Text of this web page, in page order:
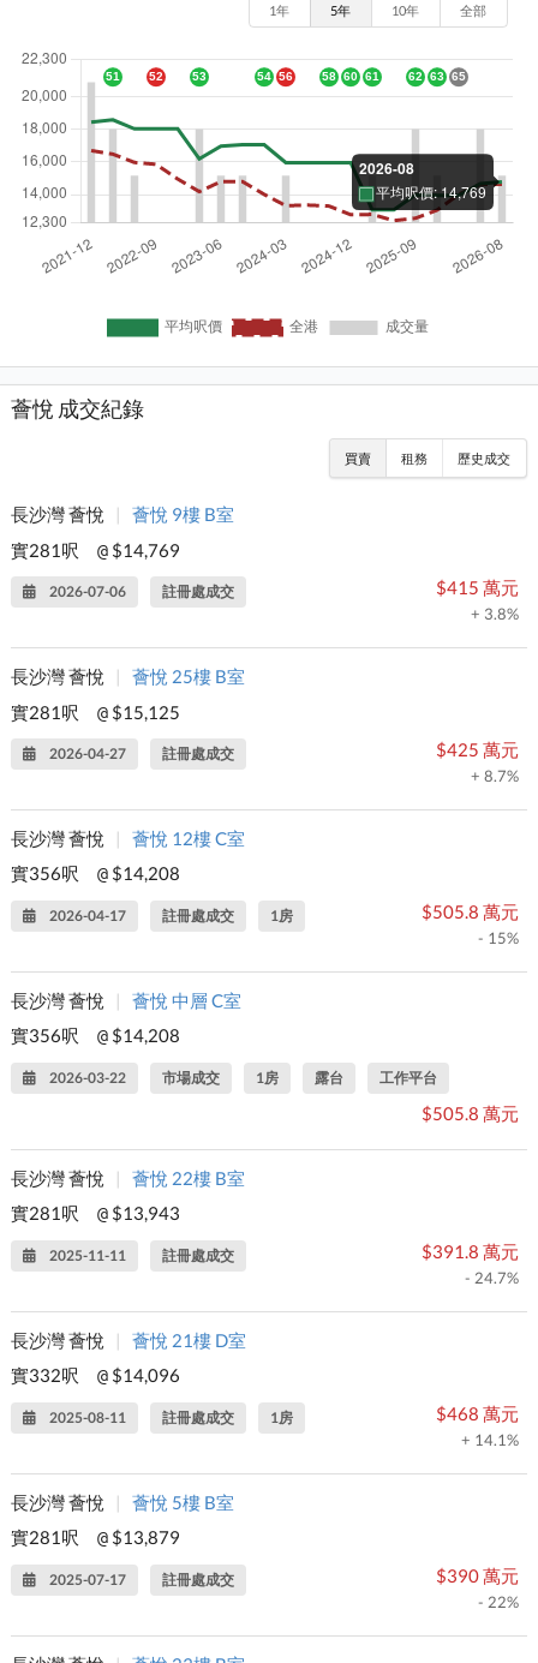
1年 5年 10年 全部
薈悅 成交紀錄
買賣 租務 歷史成交
長沙灣 薈悅
薈悅 9樓 B室
實281呎
@ $14,769
2026-07-06 註冊處成交 $415 萬元
+ 3.8%
長沙灣 薈悅 |
薈悅 25樓 B室
實281呎
@ $15,125
2026-04-27 註冊處成交 $425 萬元
+ 8.7%
長沙灣 薈悅 |
薈悅 12樓 C室
實356呎
@ $14,208
2026-04-17 註冊處成交 1房 $505.8 萬元
- 15%
長沙灣 薈悅 |
薈悅 中層 C室
實356呎
@ $14,208
2026-03-22 市場成交 1房 露台 工作平台
$505.8 萬元
長沙灣 薈悅 |
薈悅 22樓 B室
實281呎
@ $13,943
2025-11-11 註冊處成交 $391.8 萬元
- 24.7%
長沙灣 薈悅 |
薈悅 21樓 D室
實332呎
@ $14,096
2025-08-11 註冊處成交 1房 $468 萬元
+ 14.1%
長沙灣 薈悅 |
薈悅 5樓 B室
實281呎
@ $13,879
2025-07-17 註冊處成交 $390 萬元
- 22%